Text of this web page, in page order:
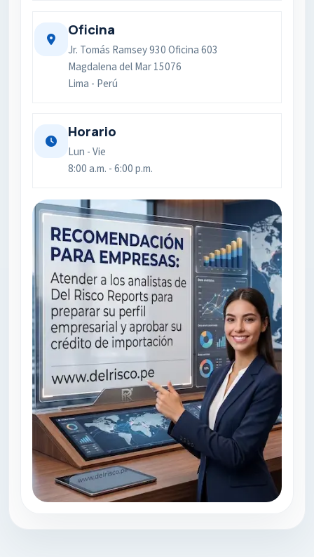
Oficina
Jr. Tomás Ramsey 930 Oficina 603
Magdalena del Mar 15076
Lima - Perú
Horario
Lun - Vie
8:00 a.m. - 6:00 p.m.